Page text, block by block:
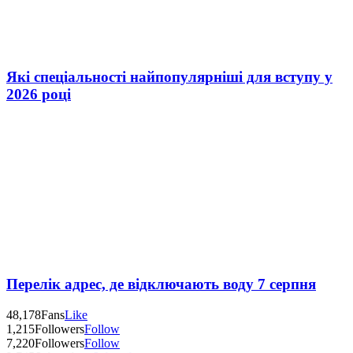
Які спеціальності найпопулярніші для вступу у
2026 році
Перелік адрес, де відключають воду 7 серпня
48,178FansLike
1,215FollowersFollow
7,220FollowersFollow